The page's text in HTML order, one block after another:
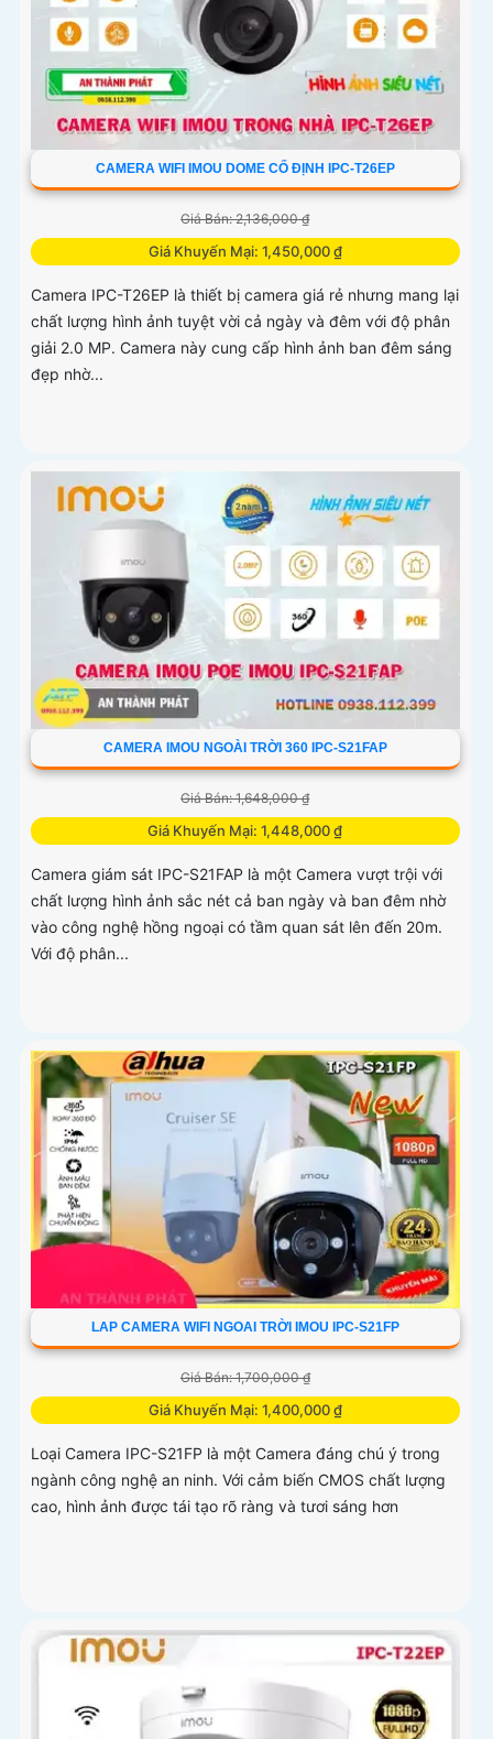
CAMERA WIFI IMOU DOME CỐ ĐỊNH IPC-T26EP
Giá Bán: 2,136,000 ₫
Giá Khuyến Mại: 1,450,000 ₫
Camera IPC-T26EP là thiết bị camera giá rẻ nhưng mang lại
chất lượng hình ảnh tuyệt vời cả ngày và đêm với độ phân
giải 2.0 MP. Camera này cung cấp hình ảnh ban đêm sáng
đẹp nhờ...
CAMERA IMOU NGOÀI TRỜI 360 IPC-S21FAP
Giá Bán: 1,648,000 ₫
Giá Khuyến Mại: 1,448,000 ₫
Camera giám sát IPC-S21FAP là một Camera vượt trội với
chất lượng hình ảnh sắc nét cả ban ngày và ban đêm nhờ
vào công nghệ hồng ngoại có tầm quan sát lên đến 20m.
Với độ phân...
LAP CAMERA WIFI NGOAI TRỜI IMOU IPC-S21FP
Giá Bán: 1,700,000 ₫
Giá Khuyến Mại: 1,400,000 ₫
Loại Camera IPC-S21FP là một Camera đáng chú ý trong
ngành công nghệ an ninh. Với cảm biến CMOS chất lượng
cao, hình ảnh được tái tạo rõ ràng và tươi sáng hơn